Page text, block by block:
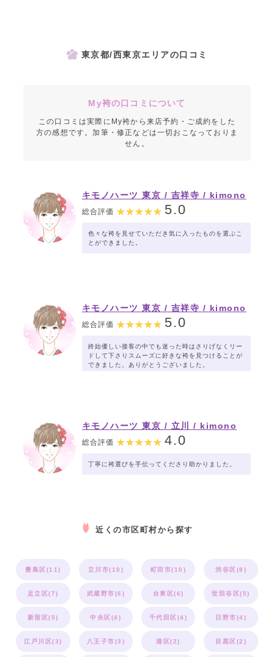
東京都/西東京エリアの口コミ
My袴の口コミについて
この口コミは実際にMy袴から来店予約・ご成約をした
方の感想です。加筆・修正などは一切おこなっておりま
せん。
キモノハーツ 東京 / 吉祥寺 / kimono
hearts Tokyo-kichijoji-
総合評価 5.0
色々な袴を見せていただき気に入ったものを選ぶこ
とができました。
キモノハーツ 東京 / 吉祥寺 / kimono
hearts Tokyo-kichijoji-
総合評価 5.0
終始優しい接客の中でも迷った時はさりげなくリー
ドして下さりスムーズに好きな袴を見つけることが
できました。ありがとうございました。
キモノハーツ 東京 / 立川 / kimono
hearts Tokyo-tachikawa-
総合評価 4.0
丁寧に袴選びを手伝ってくださり助かりました。
近くの市区町村から探す
豊島区(11) 立川市(10) 町田市(10) 渋谷区(8)
足立区(7) 武蔵野市(6) 台東区(6) 世田谷区(5)
新宿区(5) 中央区(4) 千代田区(4) 日野市(4)
江戸川区(3) 八王子市(3) 港区(2) 目黒区(2)